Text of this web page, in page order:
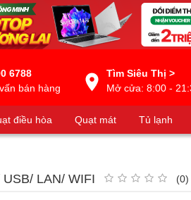
6788
bán hàng
Tìm Siêu Thị >
Mở cửa: 8:00 -
điều hòa Quạt mát Tủ lạnh
LAN/ WIFI (0)